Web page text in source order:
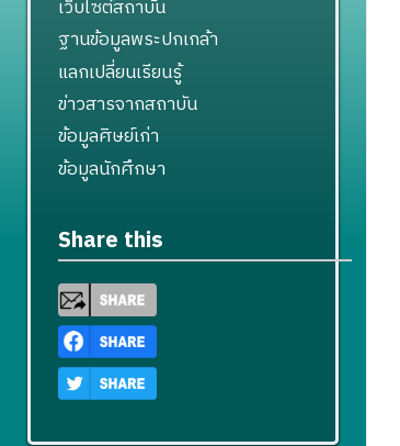
เว็บไซต์สถาบัน
ฐานข้อมูลพระปกเกล้า
แลกเปลี่ยนเรียนรู้
ข่าวสารจากสถาบัน
ข้อมูลศิษย์เก่า
ข้อมูลนักศึกษา
Share this